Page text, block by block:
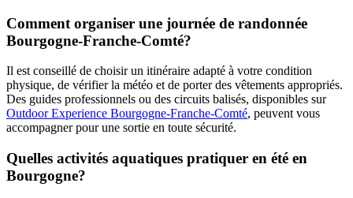
Comment organiser une journée de randonnée
Bourgogne-Franche-Comté?
Il est conseillé de choisir un itinéraire adapté à votre condition
physique, de vérifier la météo et de porter des vêtements appropriés.
Des guides professionnels ou des circuits balisés, disponibles sur
Outdoor Experience Bourgogne-Franche-Comté, peuvent vous
accompagner pour une sortie en toute sécurité.
Quelles activités aquatiques pratiquer en été en
Bourgogne?